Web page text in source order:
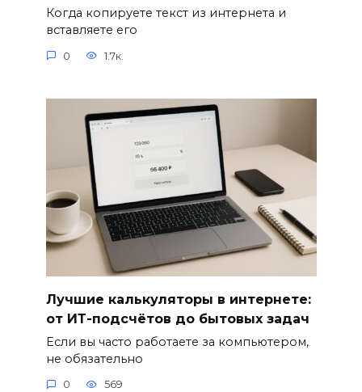
Когда копируете текст из интернета и
вставляете его
0 1.7к.
Лучшие калькуляторы в интернете:
от ИТ-подсчётов до бытовых задач
Если вы часто работаете за компьютером,
не обязательно
0 569